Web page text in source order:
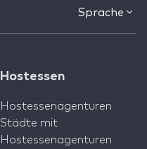
Sprache
Hostessen
Hostessenagenturen
Städte mit
Hostessenagenturen